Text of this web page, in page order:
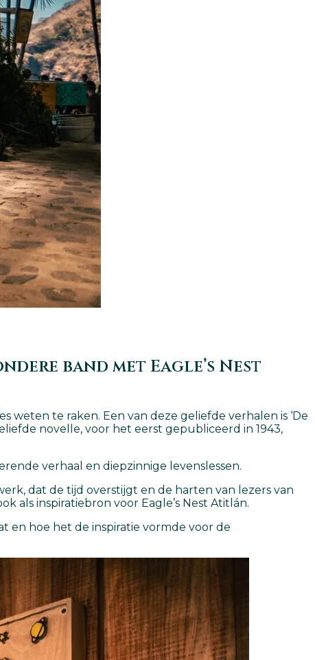
band met Eagle’s Nest
te raken. Een van deze geliefde verhalen is ‘De
novelle, voor het eerst gepubliceerd in 1943,
verhaal en diepzinnige levenslessen.
dat de tijd overstijgt en de harten van lezers van
als inspiratiebron voor Eagle’s Nest Atitlán.
en hoe het de inspiratie vormde voor de